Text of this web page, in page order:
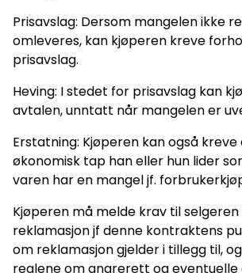
Prisavslag: Dersom mangelen ikke
omleveres, kan kjøperen kreve
prisavslag.
Heving: I stedet for prisavslag kan
avtalen, unntatt når mangelen er
Erstatning: Kjøperen kan også
økonomisk tap han eller hun lider
varen har en mangel jf.
Kjøperen må melde krav til selgeren
reklamasjon jf denne kontraktens
om reklamasjon gjelder i tillegg til,
reglene om angrerett og